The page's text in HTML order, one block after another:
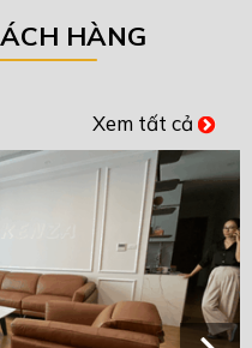
HÀNG
Xem tất cả